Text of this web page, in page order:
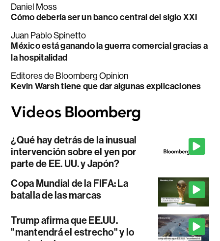
Daniel Moss
Cómo debería ser un banco central del siglo XXI
Juan Pablo Spinetto
México está ganando la guerra comercial gracias a
la hospitalidad
Editores de Bloomberg Opinion
Kevin Warsh tiene que dar algunas explicaciones
¿Qué hay detrás de la inusual
intervención sobre el yen por
parte de EE. UU. y Japón?
Copa Mundial de la FIFA: La
batalla de las marcas
Trump afirma que EE.UU.
"mantendrá el estrecho" y lo